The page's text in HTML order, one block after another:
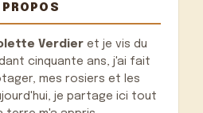
PROPOS
Verdier et je vis du
cinquante ans, j'ai fait
mes rosiers et les
je partage ici tout